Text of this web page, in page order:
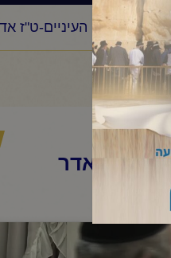
יומי ובגובה העיניים-ט"ז
ט"ז אדר